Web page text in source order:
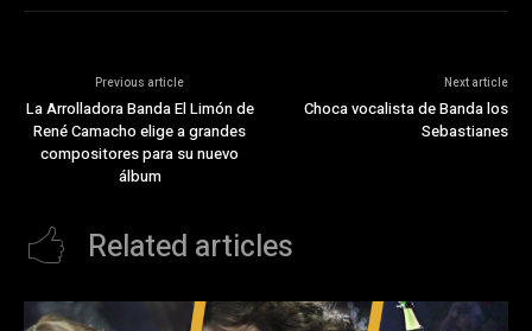
Previous article
La Arrolladora Banda El Limón de
René Camacho elige a grandes
compositores para su nuevo
álbum
Next article
Choca vocalista de Banda los
Sebastianes
Related articles